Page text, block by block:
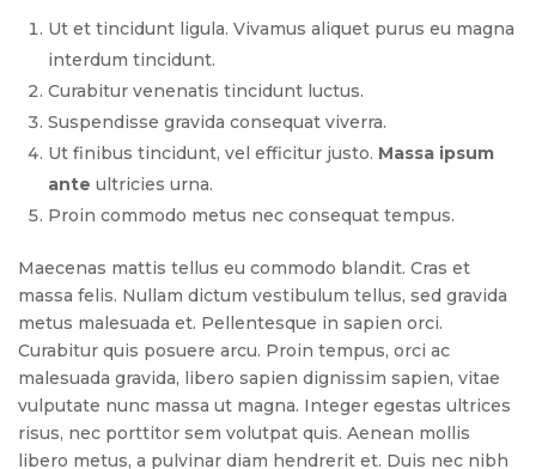
Ut et tincidunt ligula. Vivamus aliquet purus eu magna
interdum tincidunt.
Curabitur venenatis tincidunt luctus.
Suspendisse gravida consequat viverra.
Ut finibus tincidunt, vel efficitur justo. Massa ipsum
ante ultricies urna.
Proin commodo metus nec consequat tempus.
Maecenas mattis tellus eu commodo blandit. Cras et
massa felis. Nullam dictum vestibulum tellus, sed gravida
metus malesuada et. Pellentesque in sapien orci.
Curabitur quis posuere arcu. Proin tempus, orci ac
malesuada gravida, libero sapien dignissim sapien, vitae
vulputate nunc massa ut magna. Integer egestas ultrices
risus, nec porttitor sem volutpat quis. Aenean mollis
libero metus, a pulvinar diam hendrerit et. Duis nec nibh